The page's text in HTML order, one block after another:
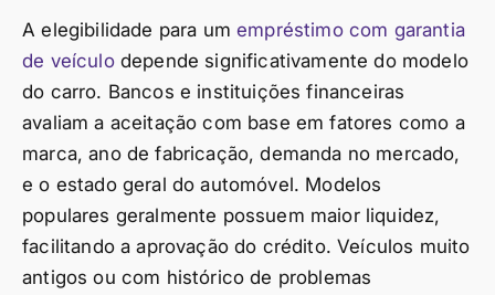
A elegibilidade para umempréstimo com garantia
de veículodepende significativamente do modelo
do carro. Bancos e instituições financeiras
avaliam a aceitação com base em fatores como a
marca, ano de fabricação, demanda no mercado,
e o estado geral do automóvel. Modelos
populares geralmente possuem maior liquidez,
facilitando a aprovação do crédito. Veículos muito
antigos ou com histórico de problemas